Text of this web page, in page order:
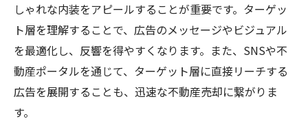
しゃれな内装をアピールすることが重要です。ターゲッ
ト層を理解することで、広告のメッセージやビジュアル
を最適化し、反響を得やすくなります。また、SNSや不
動産ポータルを通じて、ターゲット層に直接リーチする
広告を展開することも、迅速な不動産売却に繋がりま
す。